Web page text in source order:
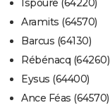
Ispoure (64220)
Aramits (64570)
Barcus (64130)
Rébénacq (64260)
Eysus (64400)
Ance Féas (64570)